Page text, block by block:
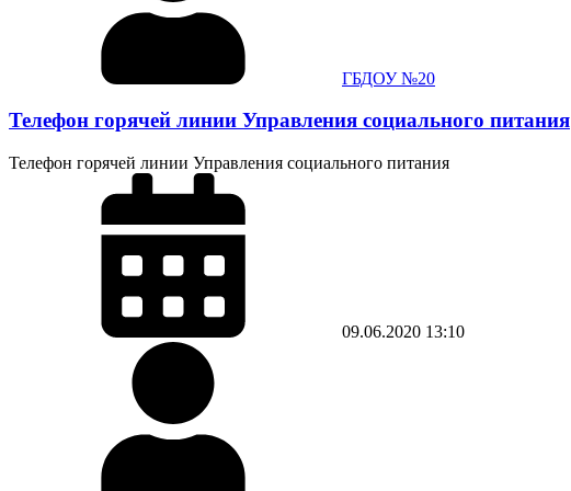
ГБДОУ №20
Телефон горячей линии Управления социального питания
Телефон горячей линии Управления социального питания
09.06.2020 13:10